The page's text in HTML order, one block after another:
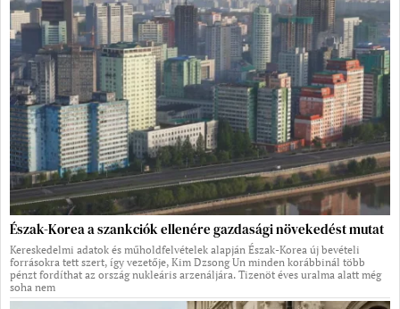
Észak-Korea a szankciók ellenére gazdasági növekedést mutat
Kereskedelmi adatok és műholdfelvételek alapján Észak-Korea új bevételi
forrásokra tett szert, így vezetője, Kim Dzsong Un minden korábbinál több
pénzt fordíthat az ország nukleáris arzenáljára. Tizenöt éves uralma alatt még
soha nem